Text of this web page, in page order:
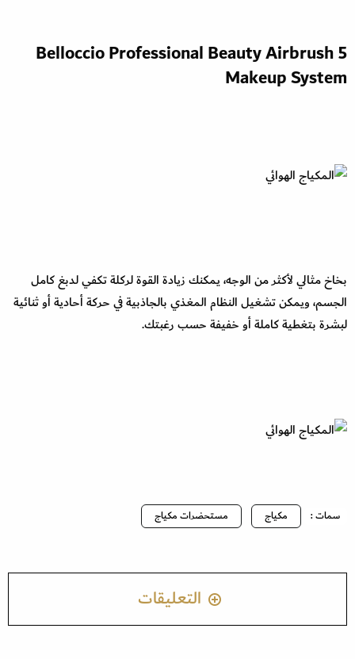
5 Belloccio Professional Beauty Airbrush
Makeup System
بخاخ مثالي لأكثر من الوجه، يمكنك زيادة القوة لركلة تكفي لدبغ كامل
الجسم، ويمكن تشغيل النظام المغذي بالجاذبية في حركة أحادية أو ثنائية
لبشرة بتغطية كاملة أو خفيفة حسب رغبتك.
سمات : مكياج مستحضرات مكياج
التعليقات